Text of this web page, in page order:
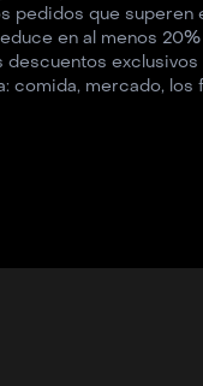
pedidos que superen
en al menos
descuentos
comida, mercado,